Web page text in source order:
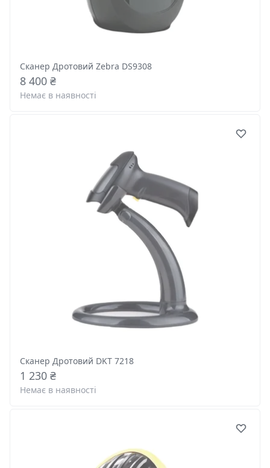
Сканер Дротовий Zebra DS9308
8 400 ₴
Немає в наявності
Сканер Дротовий DKT 7218
1 230 ₴
Немає в наявності